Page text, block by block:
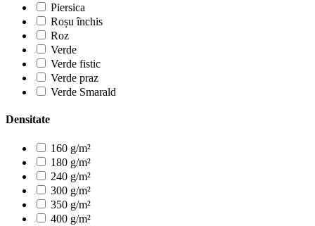
Piersica
Roșu închis
Roz
Verde
Verde fistic
Verde praz
Verde Smarald
Densitate
160 g/m²
180 g/m²
240 g/m²
300 g/m²
350 g/m²
400 g/m²